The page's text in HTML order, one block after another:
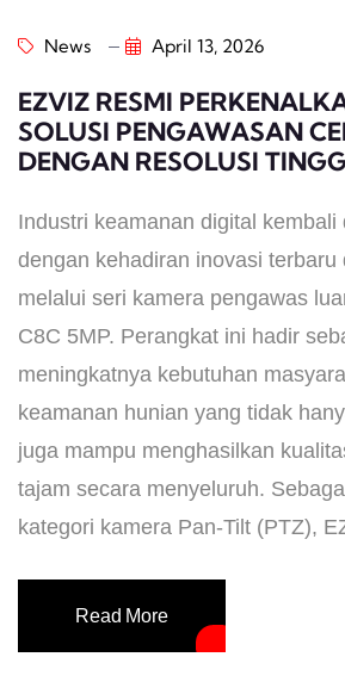
News April 13, 2026
EZVIZ RESMI
SOLUSI PENGAWASAN
DENGAN RESOLUSI
Industri keamanan digital kembali
dengan kehadiran inovasi terbaru
melalui seri kamera pengawas
C8C 5MP. Perangkat ini hadir
meningkatnya kebutuhan
keamanan hunian yang tidak
juga mampu menghasilkan
tajam secara menyeluruh.
kategori kamera Pan-Tilt (PTZ),
Read More